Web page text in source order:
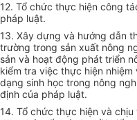
12. Tổ chức thực hiện công
pháp luật.
13. Xây dựng và hướng dẫn
trường trong sản xuất nông
sản và hoạt động phát triển
kiểm tra việc thực hiện
dạng sinh học trong nông
định của pháp luật.
14. Tổ chức thực hiện và